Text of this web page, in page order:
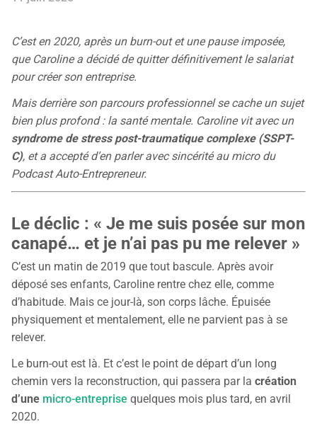
Statut auto-entrepreneur
L’académie
Tarifs
Blog
C’est en 2020, après un burn-out et une pause imposée,
que Caroline a décidé de quitter définitivement le salariat
pour créer son entreprise.
Mais derrière son parcours professionnel se cache un sujet
bien plus profond : la santé mentale. Caroline vit avec un
syndrome de stress post-traumatique complexe (SSPT-
C), et a accepté d’en parler avec sincérité au micro du
Podcast Auto-Entrepreneur.
Le déclic : « Je me suis posée sur mon
canapé… et je n’ai pas pu me relever »
C’est un matin de 2019 que tout bascule. Après avoir
déposé ses enfants, Caroline rentre chez elle, comme
d’habitude. Mais ce jour-là, son corps lâche. Épuisée
physiquement et mentalement, elle ne parvient pas à se
relever.
Le burn-out est là. Et c’est le point de départ d’un long
chemin vers la reconstruction, qui passera par la création
d’une micro-entreprise quelques mois plus tard, en avril
2020.